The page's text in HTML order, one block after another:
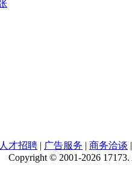
人才招聘 | 广告服务 | 商务洽谈 |
Copyright © 2001-2026 17173.